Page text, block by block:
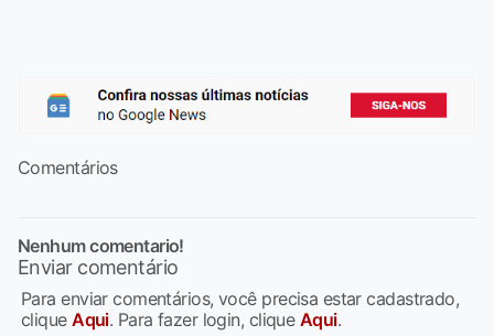
Comentários
Nenhum comentario!
Enviar comentário
Para enviar comentários, você precisa estar cadastrado,
cliqueAqui. Para fazer login, clique Aqui.